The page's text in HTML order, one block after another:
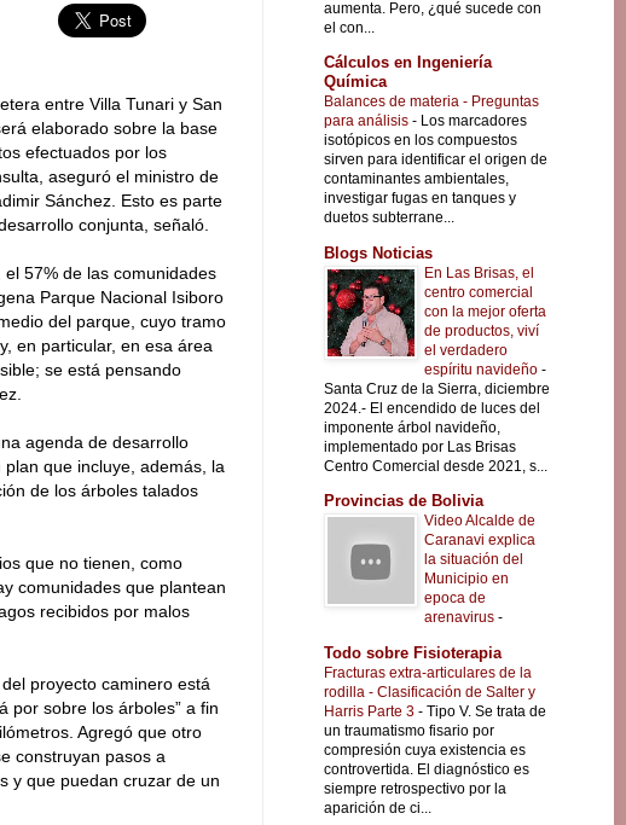
entre Villa Tunari y San
elaborado sobre la base
efectuados por los
aseguró el ministro de
Sánchez. Esto es parte
conjunta, señaló.
57% de las comunidades
Parque Nacional Isiboro
del parque, cuyo tramo
en particular, en esa área
se está pensando
agenda de desarrollo
que incluye, además, la
de los árboles talados
que no tienen, como
comunidades que plantean
recibidos por malos
proyecto caminero está
por sobre los árboles” a fin
Agregó que otro
construyan pasos a
y que puedan cruzar de un
aumenta. Pero, ¿qué sucede con
el con...
Cálculos en Ingeniería
Química
Balances de materia - Preguntas
para análisis - Los marcadores
isotópicos en los compuestos
sirven para identificar el origen de
contaminantes ambientales,
investigar fugas en tanques y
duetos subterrane...
Blogs Noticias
En Las Brisas, el
centro comercial
con la mejor oferta
de productos, viví
el verdadero
espíritu navideño -
Santa Cruz de la Sierra, diciembre
2024.- El encendido de luces del
imponente árbol navideño,
implementado por Las Brisas
Centro Comercial desde 2021, s...
Provincias de Bolivia
Video Alcalde de
Caranavi explica
la situación del
Municipio en
epoca de
arenavirus -
Todo sobre Fisioterapia
Fracturas extra-articulares de la
rodilla - Clasificación de Salter y
Harris Parte 3 - Tipo V. Se trata de
un traumatismo fisario por
compresión cuya existencia es
controvertida. El diagnóstico es
siempre retrospectivo por la
aparición de ci...